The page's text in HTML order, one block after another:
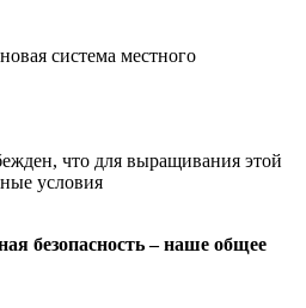
система местного
что для выращивания этой
условия
безопасность – наше общее